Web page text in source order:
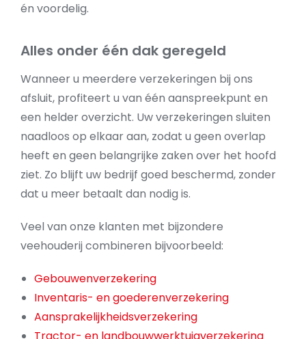
én voordelig.
Alles onder één dak geregeld
Wanneer u meerdere verzekeringen bij ons
afsluit, profiteert u van één aanspreekpunt en
een helder overzicht. Uw verzekeringen sluiten
naadloos op elkaar aan, zodat u geen overlap
heeft en geen belangrijke zaken over het hoofd
ziet. Zo blijft uw bedrijf goed beschermd, zonder
dat u meer betaalt dan nodig is.
Veel van onze klanten met bijzondere
veehouderij combineren bijvoorbeeld:
Gebouwenverzekering
Inventaris- en goederenverzekering
Aansprakelijkheidsverzekering